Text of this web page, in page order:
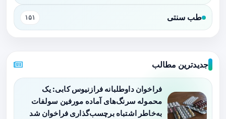
طب سنتی ۱۵۱
جدیدترین مطالب
فراخوان داوطلبانه فرازنیوس کابی: یک
محموله سرنگ‌های آماده مورفین سولفات
به‌خاطر اشتباه برچسب‌گذاری فراخوان شد